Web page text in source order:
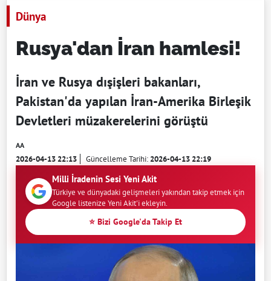
Dünya
Rusya'dan İran hamlesi!
İran ve Rusya dışişleri bakanları,
Pakistan'da yapılan İran-Amerika Birleşik
Devletleri müzakerelerini görüştü
AA
2026-04-13 22:13 Güncelleme Tarihi:2026-04-13 22:19
Milli İradenin Sesi Yeni Akit
Türkiye ve dünyadaki gelişmeleri yakından takip etmek için
Google listenize Yeni Akit'i ekleyin.
⭐ Bizi Google'da Takip Et